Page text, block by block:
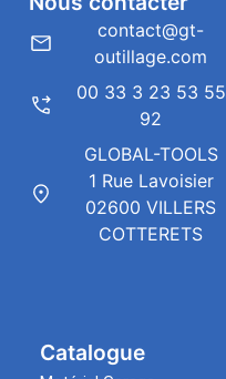
Catalogue
contact@gt-
outillage.com
00 33 3 23 53 55
92
GLOBAL-TOOLS
1 Rue Lavoisier
02600 VILLERS
COTTERETS